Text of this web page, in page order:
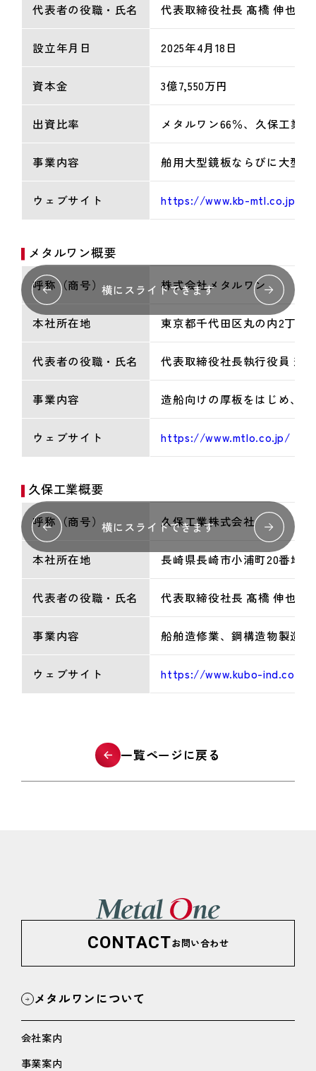
代表者の役職・氏名 代表取締役社長 髙橋 伸也
設立年月日 2025年4月18日
資本金 3億7,550万円
出資比率 メタルワン66％、久保工業
事業内容 舶用大型鏡板ならびに大型
ウェブサイト https://www.kb-mtl.co.jp/
メタルワン概要
呼称（商号） 株式会社メタルワン
本社所在地 東京都千代田区丸の内2丁目
代表者の役職・氏名 代表取締役社長執行役員 兼
事業内容 造船向けの厚板をはじめ、
ウェブサイト https://www.mtlo.co.jp/
横にスライドできます
久保工業概要
呼称（商号） 久保工業株式会社
本社所在地 長崎県長崎市小浦町20番地
代表者の役職・氏名 代表取締役社長 髙橋 伸也
事業内容 船舶造修業、鋼構造物製造
ウェブサイト https://www.kubo-ind.co.jp/
横にスライドできます
一覧ページに戻る
CONTACTお問い合わせ
メタルワンについて
会社案内
事業案内